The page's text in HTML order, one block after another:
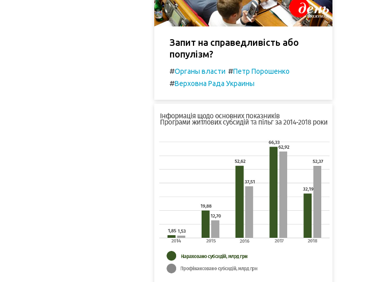
Запит на справедливість або
популізм?
#Органы власти #Петр Порошенко
#Верховна Рада Украины